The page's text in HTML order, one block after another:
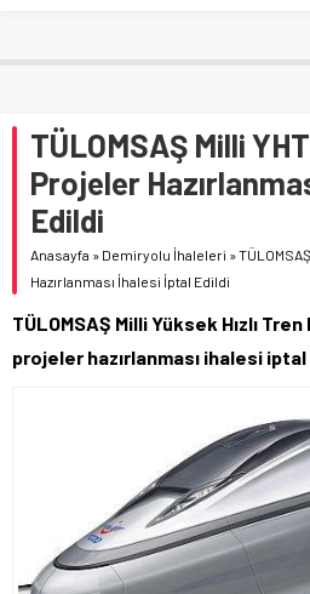
TÜLOMSAŞ Milli
Projeler
Edildi
Anasayfa » Demiryolu İhaleleri »
Hazırlanması İhalesi İptal Edildi
TÜLOMSAŞ Milli Yüksek Hızlı
projeler hazırlanması ihalesi